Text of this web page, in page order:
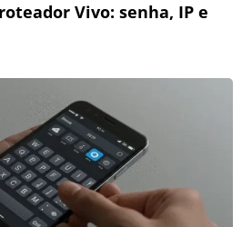
Vivo: senha, IP e